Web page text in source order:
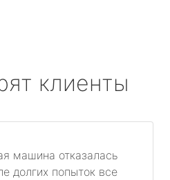
клиенты
машина отказалась
долгих попыток все